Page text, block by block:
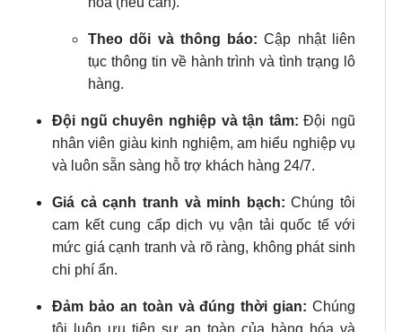
Theo dõi và thông báo: Cập nhật liên
tục thông tin về hành trình và tình trạng lô
hàng.
Đội ngũ chuyên nghiệp và tận tâm: Đội ngũ
nhân viên giàu kinh nghiệm, am hiểu nghiệp vụ
và luôn sẵn sàng hỗ trợ khách hàng 24/7.
Giá cả cạnh tranh và minh bạch: Chúng tôi
cam kết cung cấp dịch vụ vận tải quốc tế với
mức giá cạnh tranh và rõ ràng, không phát sinh
chi phí ẩn.
Đảm bảo an toàn và đúng thời gian: Chúng
tôi luôn ưu tiên sự an toàn của hàng hóa và